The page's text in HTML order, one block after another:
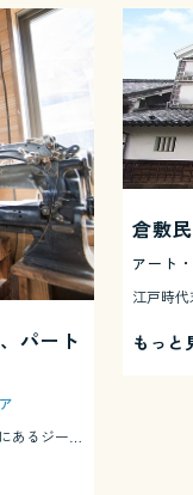
パート
倉敷
アート
もっと